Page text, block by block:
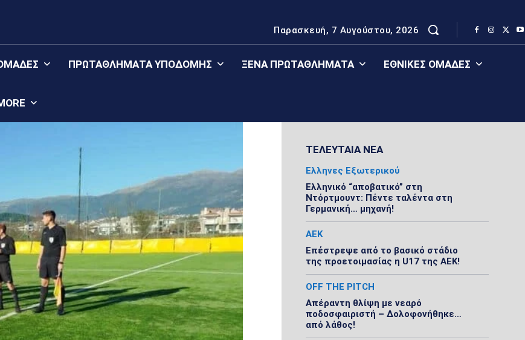
Παρασκευή, 7 Αυγούστου, 2026
ΠΡΩΤΑΘΛΉΜΑΤΑ YΠΟΔΟΜΉΣ ΞΈΝΑ ΠΡΩΤΑΘΛΉΜΑΤΑ ΕΘΝΙΚΈΣ ΟΜΆΔΕΣ
ΤΕΛΕΥΤΑΙΑ ΝΕΑ
Ελληνες Εξωτερικού
Ελληνικό “αποβατικό” στη
Ντόρτμουντ: Πέντε ταλέντα στη
Γερμανική… μηχανή!
ΑΕΚ
Επέστρεψε από το βασικό στάδιο
της προετοιμασίας η U17 της ΑΕΚ!
OFF THE PITCH
Απέραντη θλίψη με νεαρό
ποδοσφαιριστή – Δολοφονήθηκε…
από λάθος!